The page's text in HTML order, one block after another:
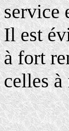
service
Il est
à fort
celles